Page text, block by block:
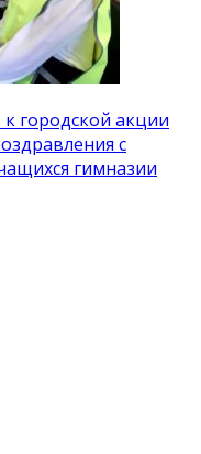
городской акции
с
гимназии